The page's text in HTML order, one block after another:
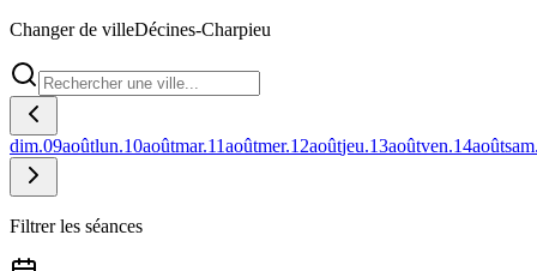
Changer de villeDécines-Charpieu
dim.09aoûtlun.10aoûtmar.11aoûtmer.12aoûtjeu.13aoûtven.14août
Filtrer les séances